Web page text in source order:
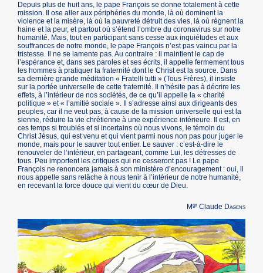
Depuis plus de huit ans, le pape François se donne totalement à cette
mission. Il ose aller aux périphéries du monde, là où dominent la
violence et la misère, là où la pauvreté détruit des vies, là où règnent la
haine et la peur, et partout où s’étend l’ombre du coronavirus sur notre
humanité. Mais, tout en participant sans cesse aux inquiétudes et aux
souffrances de notre monde, le pape François n’est pas vaincu par la
tristesse. Il ne se lamente pas. Au contraire : il maintient le cap de
l’espérance et, dans ses paroles et ses écrits, il appelle fermement tous
les hommes à pratiquer la fraternité dont le Christ est la source. Dans
sa dernière grande méditation « Fratelli tutti » (Tous Frères), il insiste
sur la portée universelle de cette fraternité. Il n’hésite pas à décrire les
effets, à l’intérieur de nos sociétés, de ce qu’il appelle la « charité
politique » et « l’amitié sociale ». Il s’adresse ainsi aux dirigeants des
peuples, car il ne veut pas, à cause de la mission universelle qui est la
sienne, réduire la vie chrétienne à une expérience intérieure. Il est, en
ces temps si troublés et si incertains où nous vivons, le témoin du
Christ Jésus, qui est venu et qui vient parmi nous non pas pour juger le
monde, mais pour le sauver tout entier. Le sauver : c’est-à-dire le
renouveler de l’intérieur, en partageant, comme Lui, les détresses de
tous. Peu importent les critiques qui ne cesseront pas ! Le pape
François ne renoncera jamais à son ministère d’encouragement : oui, il
nous appelle sans relâche à nous tenir à l’intérieur de notre humanité,
en recevant la force douce qui vient du cœur de Dieu.
M grClaude Dagens